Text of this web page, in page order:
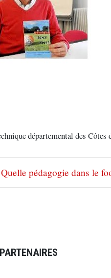
départemental des Côtes
pédagogie dans le
PARTENAIRES